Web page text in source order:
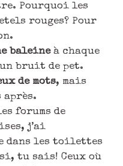
Pourquoi les
rouges? Pour
baleineà chaque
bruit de pet.
de mots, mais
après.
forums de
j’ai
dans les toilettes
tu sais! Ceux où